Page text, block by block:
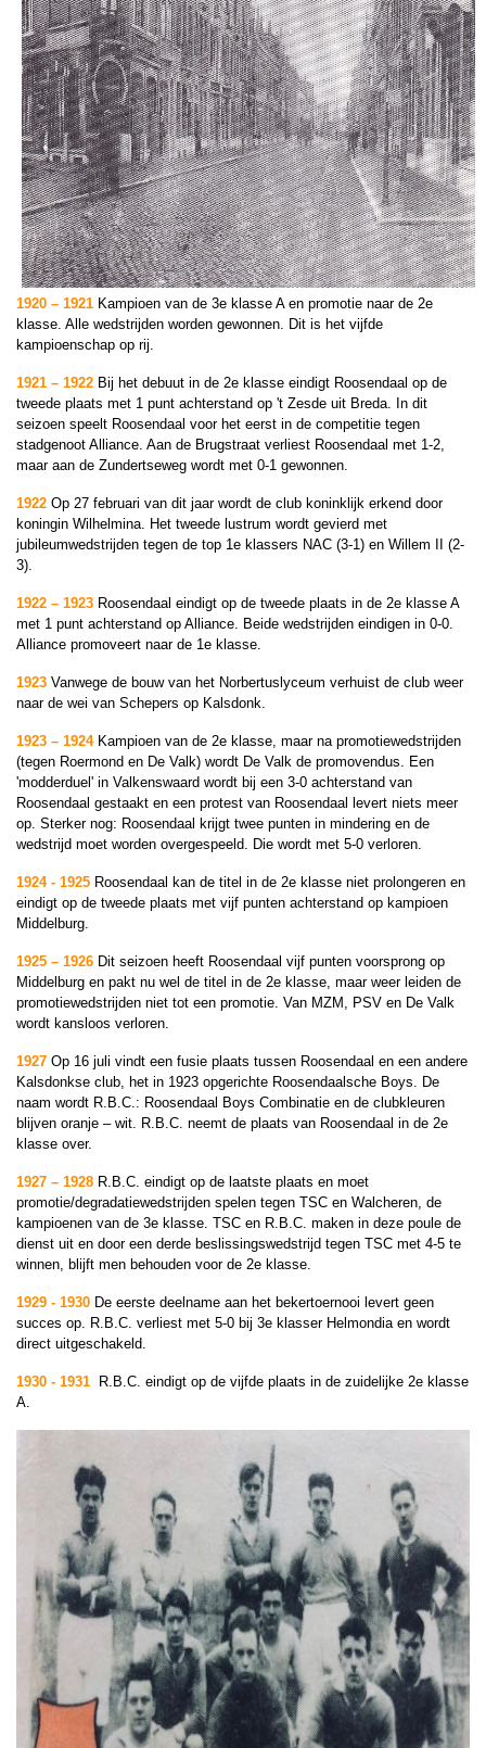
1920 – 1921 Kampioen van de 3e klasse A en promotie naar de 2e
klasse. Alle wedstrijden worden gewonnen. Dit is het vijfde
kampioenschap op rij.
1921 – 1922 Bij het debuut in de 2e klasse eindigt Roosendaal op de
tweede plaats met 1 punt achterstand op 't Zesde uit Breda. In dit
seizoen speelt Roosendaal voor het eerst in de competitie tegen
stadgenoot Alliance. Aan de Brugstraat verliest Roosendaal met 1-2,
maar aan de Zundertseweg wordt met 0-1 gewonnen.
1922 Op 27 februari van dit jaar wordt de club koninklijk erkend door
koningin Wilhelmina. Het tweede lustrum wordt gevierd met
jubileumwedstrijden tegen de top 1e klassers NAC (3-1) en Willem II (2-
3).
1922 – 1923 Roosendaal eindigt op de tweede plaats in de 2e klasse A
met 1 punt achterstand op Alliance. Beide wedstrijden eindigen in 0-0.
Alliance promoveert naar de 1e klasse.
1923 Vanwege de bouw van het Norbertuslyceum verhuist de club weer
naar de wei van Schepers op Kalsdonk.
1923 – 1924 Kampioen van de 2e klasse, maar na promotiewedstrijden
(tegen Roermond en De Valk) wordt De Valk de promovendus. Een
'modderduel' in Valkenswaard wordt bij een 3-0 achterstand van
Roosendaal gestaakt en een protest van Roosendaal levert niets meer
op. Sterker nog: Roosendaal krijgt twee punten in mindering en de
wedstrijd moet worden overgespeeld. Die wordt met 5-0 verloren.
1924 - 1925 Roosendaal kan de titel in de 2e klasse niet prolongeren en
eindigt op de tweede plaats met vijf punten achterstand op kampioen
Middelburg.
1925 – 1926 Dit seizoen heeft Roosendaal vijf punten voorsprong op
Middelburg en pakt nu wel de titel in de 2e klasse, maar weer leiden de
promotiewedstrijden niet tot een promotie. Van MZM, PSV en De Valk
wordt kansloos verloren.
1927 Op 16 juli vindt een fusie plaats tussen Roosendaal en een andere
Kalsdonkse club, het in 1923 opgerichte Roosendaalsche Boys. De
naam wordt R.B.C.: Roosendaal Boys Combinatie en de clubkleuren
blijven oranje – wit. R.B.C. neemt de plaats van Roosendaal in de 2e
klasse over.
1927 – 1928 R.B.C. eindigt op de laatste plaats en moet
promotie/degradatiewedstrijden spelen tegen TSC en Walcheren, de
kampioenen van de 3e klasse. TSC en R.B.C. maken in deze poule de
dienst uit en door een derde beslissingswedstrijd tegen TSC met 4-5 te
winnen, blijft men behouden voor de 2e klasse.
1929 - 1930 De eerste deelname aan het bekertoernooi levert geen
succes op. R.B.C. verliest met 5-0 bij 3e klasser Helmondia en wordt
direct uitgeschakeld.
1930 - 1931
R.B.C. eindigt op de vijfde plaats in de zuidelijke 2e klasse
A.